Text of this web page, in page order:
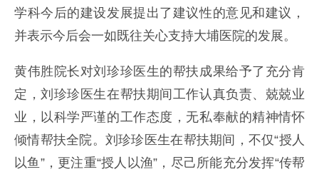
学科今后的建设发展提出了建议性的意见和建议，
并表示今后会一如既往关心支持大埔医院的发展。
黄伟胜院长对刘珍珍医生的帮扶成果给予了充分肯
定，刘珍珍医生在帮扶期间工作认真负责、兢兢业
业，以科学严谨的工作态度，无私奉献的精神情怀
倾情帮扶全院。刘珍珍医生在帮扶期间，不仅“授人
以鱼”，更注重“授人以渔”，尽己所能充分发挥“传帮